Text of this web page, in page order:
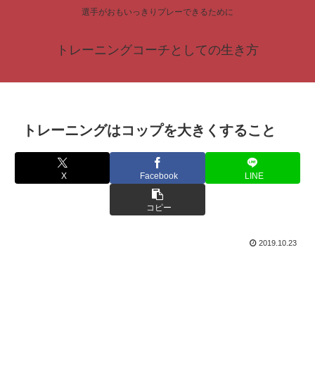
選手がおもいっきりプレーできるために
トレーニングコーチとしての生き方
トレーニングはコップを大きくすること
X Facebook LINE
コピー
2019.10.23